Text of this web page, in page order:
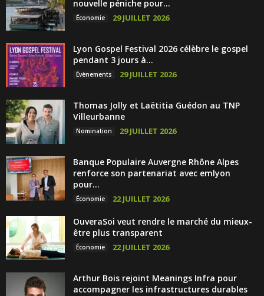
nouvelle péniche pour...
Économie 29 JUILLET 2026
Lyon Gospel Festival 2026 célèbre le gospel
pendant 3 jours à...
Évènements 29 JUILLET 2026
Thomas Jolly et Laëtitia Guédon au TNP
Villeurbanne
Nomination 29 JUILLET 2026
Banque Populaire Auvergne Rhône Alpes
renforce son partenariat avec emlyon
pour...
Économie 22 JUILLET 2026
OuveraSoi veut rendre le marché du mieux-
être plus transparent
Économie 22 JUILLET 2026
Arthur Bois rejoint Meanings Infra pour
accompagner les infrastructures durables